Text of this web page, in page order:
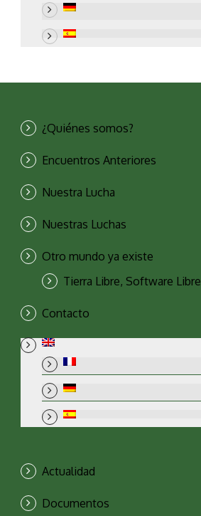
¿Quiénes somos?
Encuentros Anteriores
Nuestra Lucha
Nuestras Luchas
Otro mundo ya existe
Tierra Libre, Software Libre
Contacto
Actualidad
Documentos